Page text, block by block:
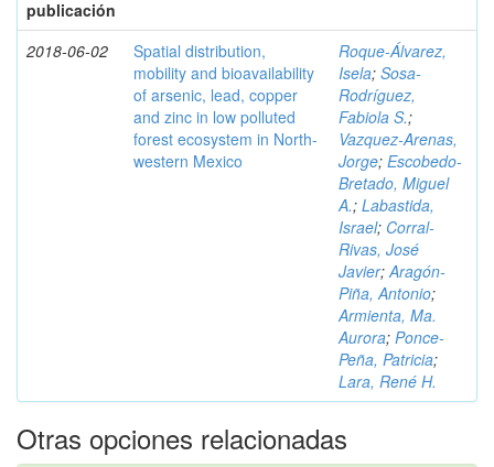
publicación
2018-06-02
Spatial distribution,
mobility and bioavailability
of arsenic, lead, copper
and zinc in low polluted
forest ecosystem in North-
western Mexico
Roque-Álvarez,
Isela; Sosa-
Rodríguez,
Fabiola S.;
Vazquez-Arenas,
Jorge; Escobedo-
Bretado, Miguel
A.; Labastida,
Israel; Corral-
Rivas, José
Javier;Aragón-
Piña, Antonio;
Armienta, Ma.
Aurora; Ponce-
Peña, Patricia;
Lara, René H.
Otras opciones relacionadas